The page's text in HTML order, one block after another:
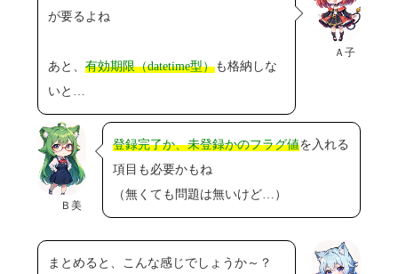
Ａ子
が要るよね
あと、有効期限（datetime型）も格納しな
いと…
Ｂ美
登録完了か、未登録かのフラグ値を入れる
項目も必要かもね
（無くても問題は無いけど…）
まとめると、こんな感じでしょうか～？